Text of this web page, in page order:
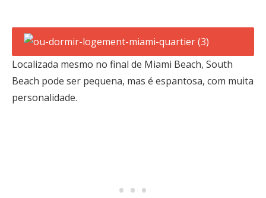
Localizada mesmo no final de Miami Beach, South
Beach pode ser pequena, mas é espantosa, com muita
personalidade.